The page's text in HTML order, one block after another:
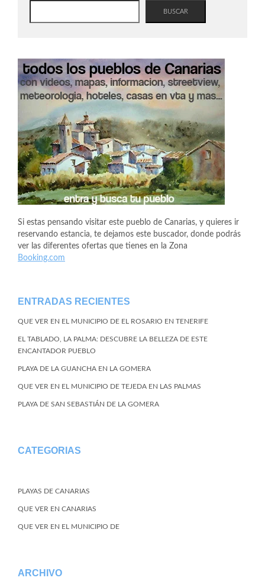
BUSCAR
Si estas pensando visitar este pueblo de Canarias, y quieres ir
reservando estancia, te dejamos este buscador, donde podrás
ver las diferentes ofertas que tienes en la Zona
Booking.com
ENTRADAS RECIENTES
QUE VER EN EL MUNICIPIO DE EL ROSARIO EN TENERIFE
EL TABLADO, LA PALMA: DESCUBRE LA BELLEZA DE ESTE
ENCANTADOR PUEBLO
PLAYA DE LA GUANCHA EN LA GOMERA
QUE VER EN EL MUNICIPIO DE TEJEDA EN LAS PALMAS
PLAYA DE SAN SEBASTIÁN DE LA GOMERA
CATEGORIAS
PLAYAS DE CANARIAS
QUE VER EN CANARIAS
QUE VER EN EL MUNICIPIO DE
ARCHIVO